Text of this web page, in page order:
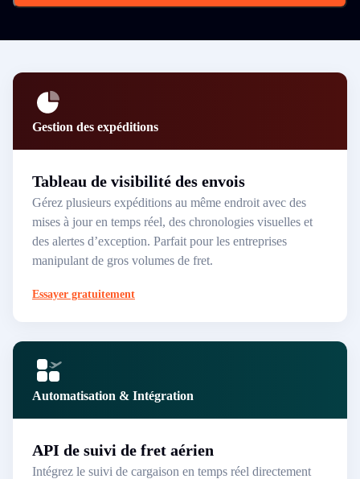
Gestion des expéditions
Tableau de visibilité des envois
Gérez plusieurs expéditions au même endroit avec des
mises à jour en temps réel, des chronologies visuelles et
des alertes d’exception. Parfait pour les entreprises
manipulant de gros volumes de fret.
Essayer gratuitement
Automatisation & Intégration
API de suivi de fret aérien
Intégrez le suivi de cargaison en temps réel directement